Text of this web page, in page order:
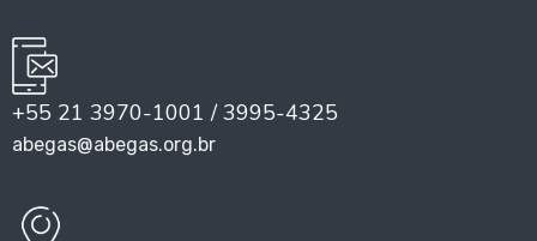
+55 21 3970-1001 / 3995-4325
abegas@abegas.org.br